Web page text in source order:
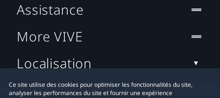
Ce site utilise des cookies pour optimiser les fonctionnalités du site,
analyser les performances du site et fournir une expérience
Assistance
More VIVE
Localisation